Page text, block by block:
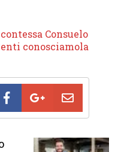
Consuelo
conosciamola